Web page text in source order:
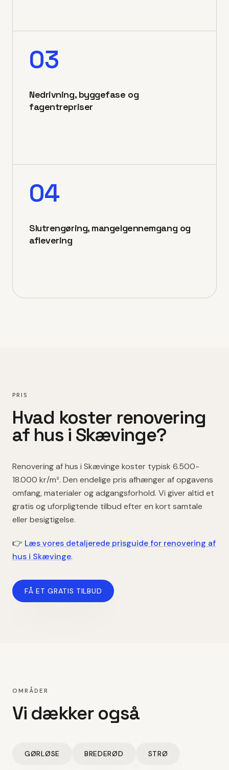
03
Nedrivning, byggefase og
fagentrepriser
04
Slutrengøring, mangelgennemgang og
aflevering
PRIS
Hvad koster renovering
af hus i Skævinge?
Renovering af hus i Skævinge koster typisk 6.500-
18.000 kr/m². Den endelige pris afhænger af opgavens
omfang, materialer og adgangsforhold. Vi giver altid et
gratis og uforpligtende tilbud efter en kort samtale
eller besigtigelse.
👉 Læs vores detaljerede prisguide for renovering af
hus i Skævinge.
FÅ ET GRATIS TILBUD
OMRÅDER
Vi dækker også
GØRLØSE BREDERØD STRØ